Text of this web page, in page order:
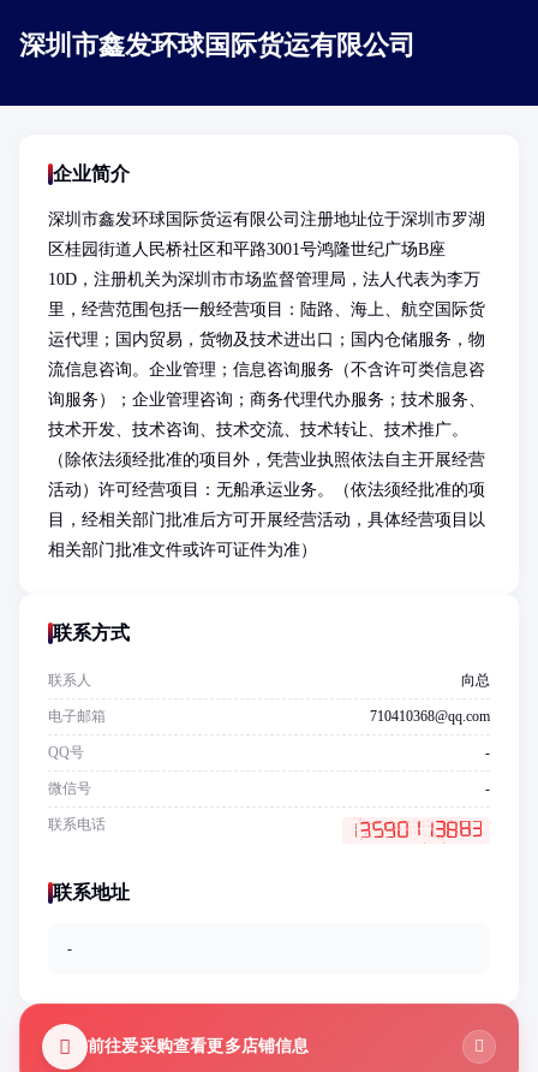
深圳市鑫发环球国际货运有限公司
企业简介
深圳市鑫发环球国际货运有限公司注册地址位于深圳市罗湖
区桂园街道人民桥社区和平路3001号鸿隆世纪广场B座
10D，注册机关为深圳市市场监督管理局，法人代表为李万
里，经营范围包括一般经营项目：陆路、海上、航空国际货
运代理；国内贸易，货物及技术进出口；国内仓储服务，物
流信息咨询。企业管理；信息咨询服务（不含许可类信息咨
询服务）；企业管理咨询；商务代理代办服务；技术服务、
技术开发、技术咨询、技术交流、技术转让、技术推广。
（除依法须经批准的项目外，凭营业执照依法自主开展经营
活动）许可经营项目：无船承运业务。（依法须经批准的项
目，经相关部门批准后方可开展经营活动，具体经营项目以
相关部门批准文件或许可证件为准）
联系方式
联系人 向总
电子邮箱 710410368@qq.com
QQ号 -
微信号 -
联系电话
联系地址
-
前往爱采购查看更多店铺信息